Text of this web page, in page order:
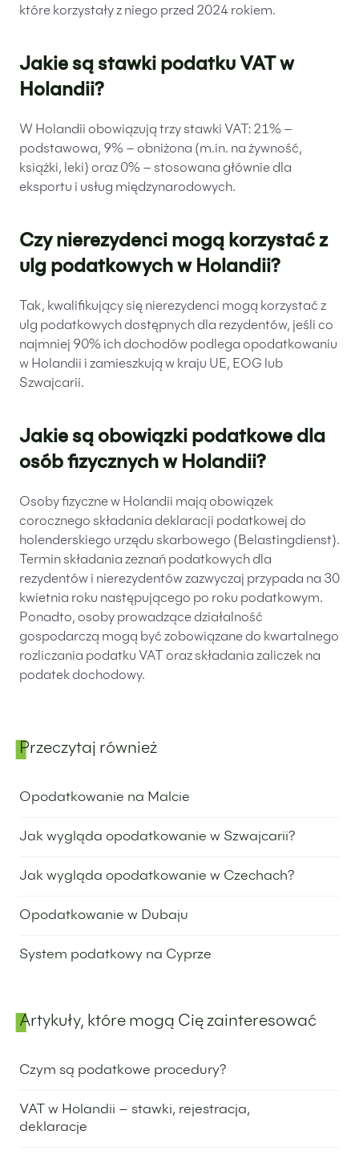
które korzystały z niego przed 2024 rokiem.
Jakie są stawki podatku VAT w
Holandii?
W Holandii obowiązują trzy stawki VAT: 21% –
podstawowa, 9% – obniżona (m.in. na żywność,
książki, leki) oraz 0% – stosowana głównie dla
eksportu i usług międzynarodowych.
Czy nierezydenci mogą korzystać z
ulg podatkowych w Holandii?
Tak, kwalifikujący się nierezydenci mogą korzystać z
ulg podatkowych dostępnych dla rezydentów, jeśli co
najmniej 90% ich dochodów podlega opodatkowaniu
w Holandii i zamieszkują w kraju UE, EOG lub
Szwajcarii.
Jakie są obowiązki podatkowe dla
osób fizycznych w Holandii?
Osoby fizyczne w Holandii mają obowiązek
corocznego składania deklaracji podatkowej do
holenderskiego urzędu skarbowego (Belastingdienst).
Termin składania zeznań podatkowych dla
rezydentów i nierezydentów zazwyczaj przypada na 30
kwietnia roku następującego po roku podatkowym.
Ponadto, osoby prowadzące działalność
gospodarczą mogą być zobowiązane do kwartalnego
rozliczania podatku VAT oraz składania zaliczek na
podatek dochodowy.
Panel boczny
Przeczytaj również
Opodatkowanie na Malcie
Jak wygląda opodatkowanie w Szwajcarii?
Jak wygląda opodatkowanie w Czechach?
Opodatkowanie w Dubaju
System podatkowy na Cyprze
Artykuły, które mogą Cię zainteresować
Czym są podatkowe procedury?
VAT w Holandii – stawki, rejestracja,
deklaracje